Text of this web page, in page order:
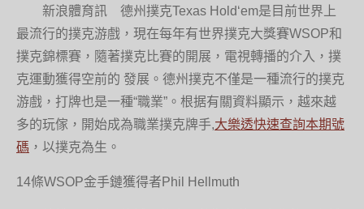
新浪體育訊 德州撲克Texas Hold‘em是目前世界上
最流行的撲克游戲，現在每年有世界撲克大獎賽WSOP和
撲克錦標賽，隨著撲克比賽的開展，電視轉播的介入，撲
克運動獲得空前的 發展。德州撲克不僅是一種流行的撲克
游戲，打牌也是一種“職業”。根据有關資料顯示，越來越
多的玩傢，開始成為職業撲克牌手,大樂透快速查詢本期號
碼 ，以撲克為生。
14條WSOP金手鏈獲得者Phil Hellmuth